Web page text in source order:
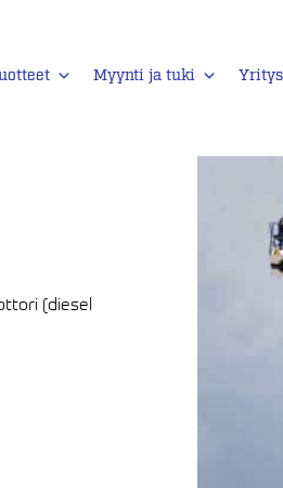
Myynti ja tuki Yritys
(diesel